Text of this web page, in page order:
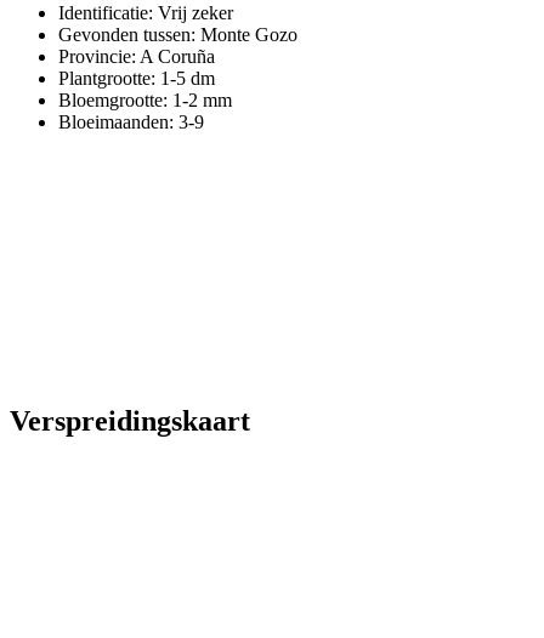
Identificatie: Vrij zeker
Gevonden tussen: Monte Gozo
Provincie: A Coruña
Plantgrootte: 1-5 dm
Bloemgrootte: 1-2 mm
Bloeimaanden: 3-9
Verspreidingskaart